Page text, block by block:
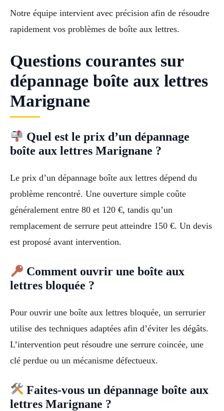
Notre équipe intervient avec précision afin de résoudre
rapidement vos problèmes de boîte aux lettres.
Questions courantes sur
dépannage boîte aux lettres
Marignane
Quel est le prix d’un dépannage
boîte aux lettres Marignane ?
Le prix d’un dépannage boîte aux lettres dépend du
problème rencontré. Une ouverture simple coûte
généralement entre 80 et 120 €, tandis qu’un
remplacement de serrure peut atteindre 150 €. Un devis
est proposé avant intervention.
Comment ouvrir une boîte aux
lettres bloquée ?
Pour ouvrir une boîte aux lettres bloquée, un serrurier
utilise des techniques adaptées afin d’éviter les dégâts.
L’intervention peut résoudre une serrure coincée, une
clé perdue ou un mécanisme défectueux.
Faites-vous un dépannage boîte aux
lettres Marignane ?